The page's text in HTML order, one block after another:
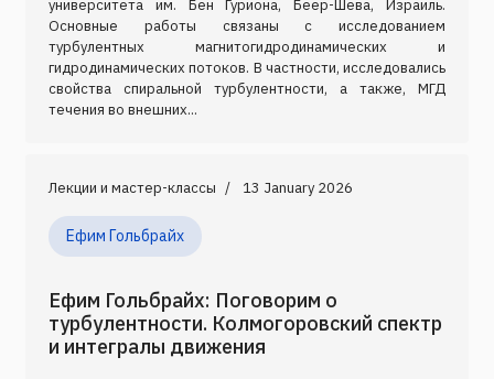
университета им. Бен Гуриона, Беер-Шева, Израиль.
Основные работы связаны с исследованием
турбулентных магнитогидродинамических и
гидродинамических потоков. В частности, исследовались
свойства спиральной турбулентности, а также, МГД
течения во внешних...
Лекции и мастер-классы 13 January 2026
Ефим Гольбрайх
Ефим Гольбрайх: Поговорим о
турбулентности. Колмогоровский спектр
и интегралы движения